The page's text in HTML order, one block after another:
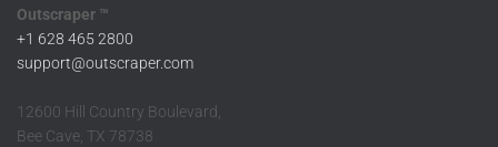
Outscraper ™
+1 628 465 2800
support@outscraper.com
12600 Hill Country Boulevard,
Bee Cave, TX 78738